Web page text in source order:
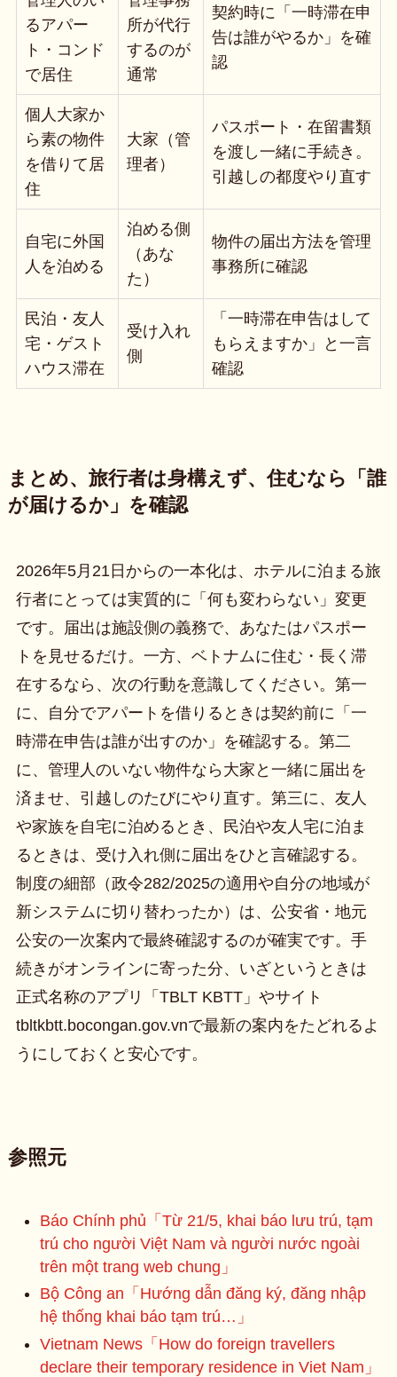
るアパー
ト・コンド
で居住
所が代行
するのが
通常
契約時に「一時滞在申
告は誰がやるか」を確
認
個人大家か
ら素の物件
を借りて居
住
大家（管
理者）
パスポート・在留書類
を渡し一緒に手続き。
引越しの都度やり直す
自宅に外国
人を泊める
泊める側
（あな
た）
物件の届出方法を管理
事務所に確認
民泊・友人
宅・ゲスト
ハウス滞在
受け入れ
側
「一時滞在申告はして
もらえますか」と一言
確認
まとめ、旅行者は身構えず、住むなら「誰
が届けるか」を確認
2026年5月21日からの一本化は、ホテルに泊まる旅
行者にとっては実質的に「何も変わらない」変更
です。届出は施設側の義務で、あなたはパスポー
トを見せるだけ。一方、ベトナムに住む・長く滞
在するなら、次の行動を意識してください。第一
に、自分でアパートを借りるときは契約前に「一
時滞在申告は誰が出すのか」を確認する。第二
に、管理人のいない物件なら大家と一緒に届出を
済ませ、引越しのたびにやり直す。第三に、友人
や家族を自宅に泊めるとき、民泊や友人宅に泊ま
るときは、受け入れ側に届出をひと言確認する。
制度の細部（政令282/2025の適用や自分の地域が
新システムに切り替わったか）は、公安省・地元
公安の一次案内で最終確認するのが確実です。手
続きがオンラインに寄った分、いざというときは
正式名称のアプリ「TBLT KBTT」やサイト
tbltkbtt.bocongan.gov.vnで最新の案内をたどれるよ
うにしておくと安心です。
参照元
Báo Chính phủ「Từ 21/5, khai báo lưu trú, tạm
trú cho người Việt Nam và người nước ngoài
trên một trang web chung」
Bộ Công an「Hướng dẫn đăng ký, đăng nhập
hệ thống khai báo tạm trú…」
Vietnam News「How do foreign travellers
declare their temporary residence in Viet Nam」